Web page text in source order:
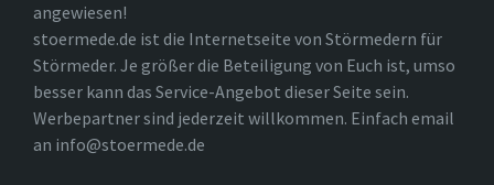
angewiesen!
stoermede.de ist die Internetseite von Störmedern für
Störmeder. Je größer die Beteiligung von Euch ist, umso
besser kann das Service-Angebot dieser Seite sein.
Werbepartner sind jederzeit willkommen. Einfach email
an info@stoermede.de